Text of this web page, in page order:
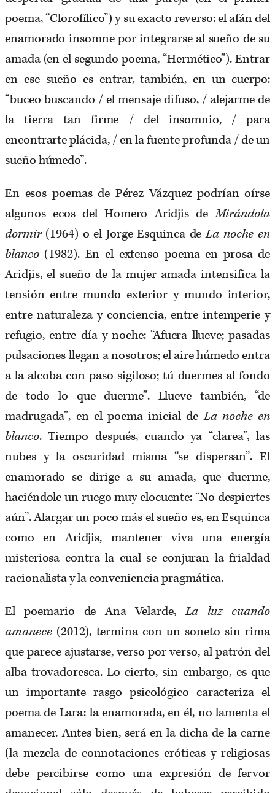
poema, “Clorofílico”) y su exacto reverso: el afán del
enamorado insomne por integrarse al sueño de su
amada (en el segundo poema, “Hermético”). Entrar
en ese sueño es entrar, también, en un cuerpo:
“buceo buscando / el mensaje difuso, / alejarme de
la tierra tan firme / del insomnio, / para
encontrarte plácida, / en la fuente profunda / de un
sueño húmedo”.
En esos poemas de Pérez Vázquez podrían oírse
algunos ecos del Homero Aridjis deMirándola
dormir(1964) o el Jorge Esquinca deLa noche en
blanco(1982). En el extenso poema en prosa de
Aridjis, el sueño de la mujer amada intensifica la
tensión entre mundo exterior y mundo interior,
entre naturaleza y conciencia, entre intemperie y
refugio, entre día y noche: “Afuera llueve; pasadas
pulsaciones llegan a nosotros; el aire húmedo entra
a la alcoba con paso sigiloso; tú duermes al fondo
de todo lo que duerme”. Llueve también, “de
madrugada”, en el poema inicial deLa noche en
blanco. Tiempo después, cuando ya “clarea”, las
nubes y la oscuridad misma “se dispersan”. El
enamorado se dirige a su amada, que duerme,
haciéndole un ruego muy elocuente: “No despiertes
aún”. Alargar un poco más el sueño es, en Esquinca
como en Aridjis, mantener viva una energía
misteriosa contra la cual se conjuran la frialdad
racionalista y la conveniencia pragmática.
El poemario de Ana Velarde,La luz cuando
amanece(2012), termina con un soneto sin rima
que parece ajustarse, verso por verso, al patrón del
alba trovadoresca. Lo cierto, sin embargo, es que
un importante rasgo psicológico caracteriza el
poema de Lara: la enamorada, en él, no lamenta el
amanecer. Antes bien, será en la dicha de la carne
(la mezcla de connotaciones eróticas y religiosas
debe percibirse como una expresión de fervor